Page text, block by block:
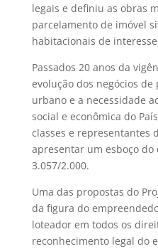
legais e definiu as obras
parcelamento de imóvel
habitacionais de
Passados 20 anos da
evolução dos negócios
urbano e a necessidade
social e econômica do
classes e representantes
apresentar um esboço do
3.057/2.000.
Uma das propostas do
da figura do
loteador em todos os
reconhecimento legal do